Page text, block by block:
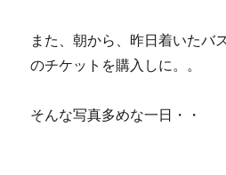
また、朝から、昨日着いた
のチケットを購入しに。。
そんな写真多めな一日・・